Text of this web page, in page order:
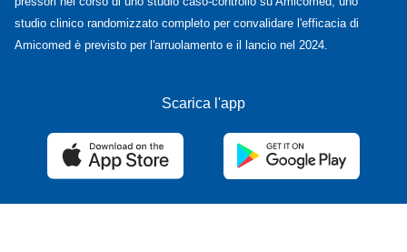
studio clinico randomizzato completo per convalidare l'efficacia di
Amicomed è previsto per l'arruolamento e il lancio nel 2024.
Scarica l'app